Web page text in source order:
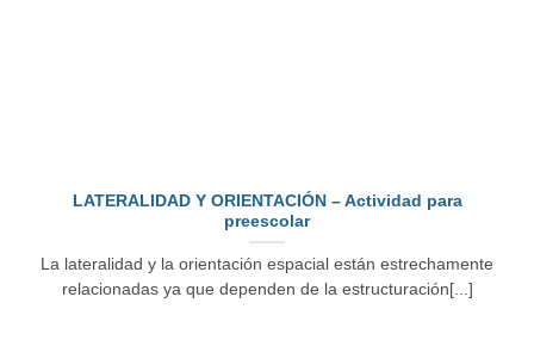
LATERALIDAD Y ORIENTACIÓN – Actividad para
preescolar
La lateralidad y la orientación espacial están estrechamente
relacionadas ya que dependen de la estructuración[...]